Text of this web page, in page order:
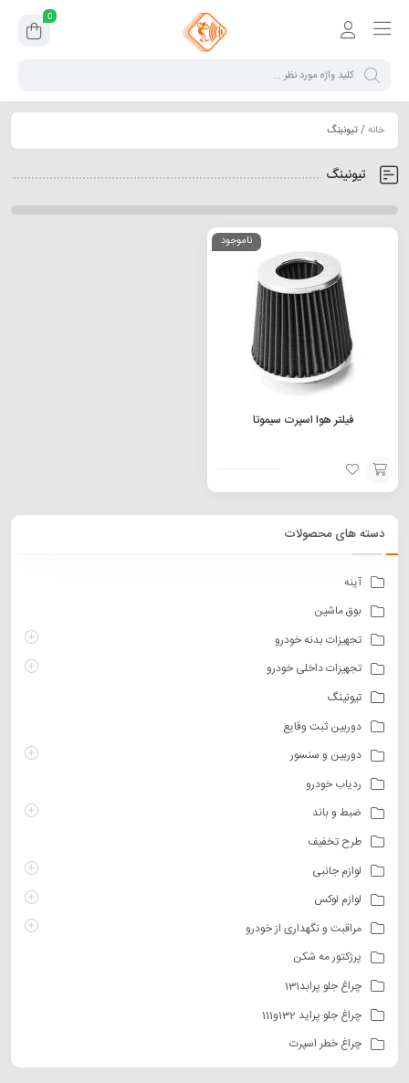
0
خانه/ تیونینگ
تیونینگ
ناموجود
فیلتر هوا اسپرت سیموتا
افزودن
سبد
دسته های محصولات
آینه
بوق ماشین
تجهیزات بدنه خودرو
تجهیزات داخلی خودرو
تیونینگ
دوربین ثبت وقایع
دوربین و سنسور
ردیاب خودرو
ضبط و باند
طرح تخفیف
لوازم جانبی
لوازم لوکس
مراقبت و نگهداری از خودرو
پرژکتور مه شکن
چراغ جلو پرابد131
چراغ جلو پراید 132و111
چراغ خطر اسپرت